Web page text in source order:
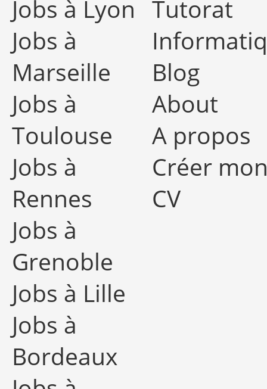
Jobs à Lyon
Jobs à
Marseille
Jobs à
Toulouse
Jobs à
Rennes
Jobs à
Grenoble
Jobs à Lille
Jobs à
Bordeaux
Tutorat
Blog
About
A propos
Créer
CV